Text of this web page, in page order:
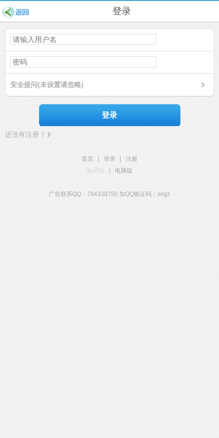
登录
安全提问(未设置请忽略)
登录
还没有注册？
首页 登录
注册
触屏版
电脑版
广告联系QQ：784338750 加QQ验证码：sngz